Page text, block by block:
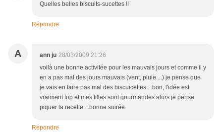
Quelles belles biscuits-sucettes !!
Répondre
A ann ju 28/03/2009 21:26
voilà une bonne activitée pour les mauvais jours et comme il y
en a pas mal des jours mauvais (vent, pluie....) je pense que
je vais en faire pas mal des biscuicettes....bon, l'idée est
vraiment top et mes filles sont gourmandes alors je pense
piquer ta recette....bonne soirée.
Répondre